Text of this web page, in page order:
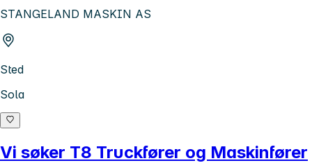
STANGELAND MASKIN AS
Sted
Sola
Vi søker T8 Truckfører og Maskinfører